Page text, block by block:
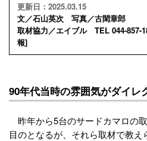
更新日：2025.03.15
文／石山英次 写真／古閑章郎
取材協力／エイブル TEL 044-
報]
90年代当時の雰囲気がダイレ
昨年から5台のサードカマロの
目のとなるが、それら取材で教